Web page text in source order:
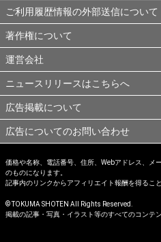
ご利用履歴情報の外部送信について
著作権について
運営会社
ニュースリリースはこちらへ
広告掲載について
広告についてのお問い合わせ
価格や名称、電話番号、住所、Webアドレス、メ
のものになります。
記事内のリンクからアフィリエイト報酬を得るこ
© TOKUMA SHOTEN All Rights Reserved.
掲載の記事・写真・イラスト等のすべてのコンテ